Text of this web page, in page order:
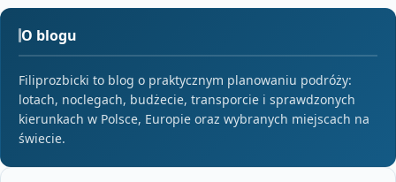
O blogu
Filiprozbicki to blog o praktycznym planowaniu podróży:
lotach, noclegach, budżecie, transporcie i sprawdzonych
kierunkach w Polsce, Europie oraz wybranych miejscach na
świecie.